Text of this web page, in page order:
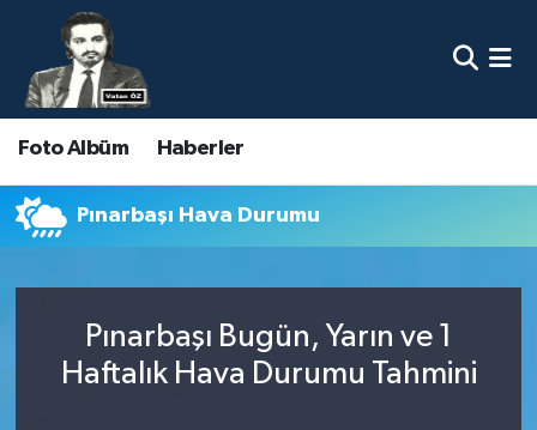
Foto Albüm Haberler
Pınarbaşı Hava Durumu
Pınarbaşı Bugün, Yarın ve 1
Haftalık Hava Durumu Tahmini
Nöbetçi Eczaneler
Hava Durumu
Namaz Vakitleri
Süper Lig Puan Durumu ve Fikstür